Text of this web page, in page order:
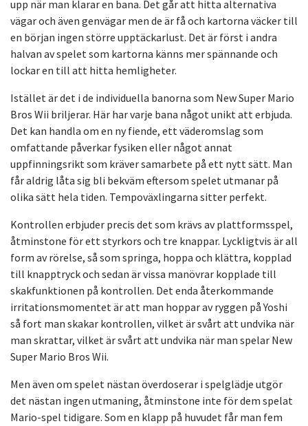
upp när man klarar en bana. Det går att hitta alternativa
vägar och även genvägar men de är få och kartorna väcker till
en början ingen större upptäckarlust. Det är först i andra
halvan av spelet som kartorna känns mer spännande och
lockar en till att hitta hemligheter.
Istället är det i de individuella banorna som New Super Mario
Bros Wii briljerar. Här har varje bana något unikt att erbjuda.
Det kan handla om en ny fiende, ett väderomslag som
omfattande påverkar fysiken eller något annat
uppfinningsrikt som kräver samarbete på ett nytt sätt. Man
får aldrig låta sig bli bekväm eftersom spelet utmanar på
olika sätt hela tiden. Tempoväxlingarna sitter perfekt.
Kontrollen erbjuder precis det som krävs av plattformsspel,
åtminstone för ett styrkors och tre knappar. Lyckligtvis är all
form av rörelse, så som springa, hoppa och klättra, kopplad
till knapptryck och sedan är vissa manövrar kopplade till
skakfunktionen på kontrollen. Det enda återkommande
irritationsmomentet är att man hoppar av ryggen på Yoshi
så fort man skakar kontrollen, vilket är svårt att undvika när
man skrattar, vilket är svårt att undvika när man spelar New
Super Mario Bros Wii.
Men även om spelet nästan överdoserar i spelglädje utgör
det nästan ingen utmaning, åtminstone inte för dem spelat
Mario-spel tidigare. Som en klapp på huvudet får man fem